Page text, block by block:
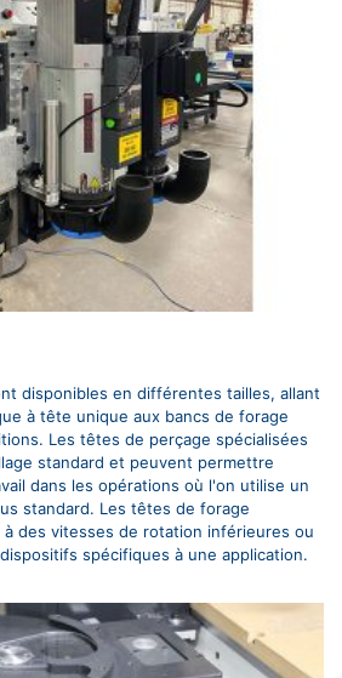
disponibles en différentes tailles, allant
à tête unique aux bancs de forage
Les têtes de perçage spécialisées
standard et peuvent permettre
dans les opérations où l'on utilise un
standard. Les têtes de forage
des vitesses de rotation inférieures ou
spécifiques à une application.